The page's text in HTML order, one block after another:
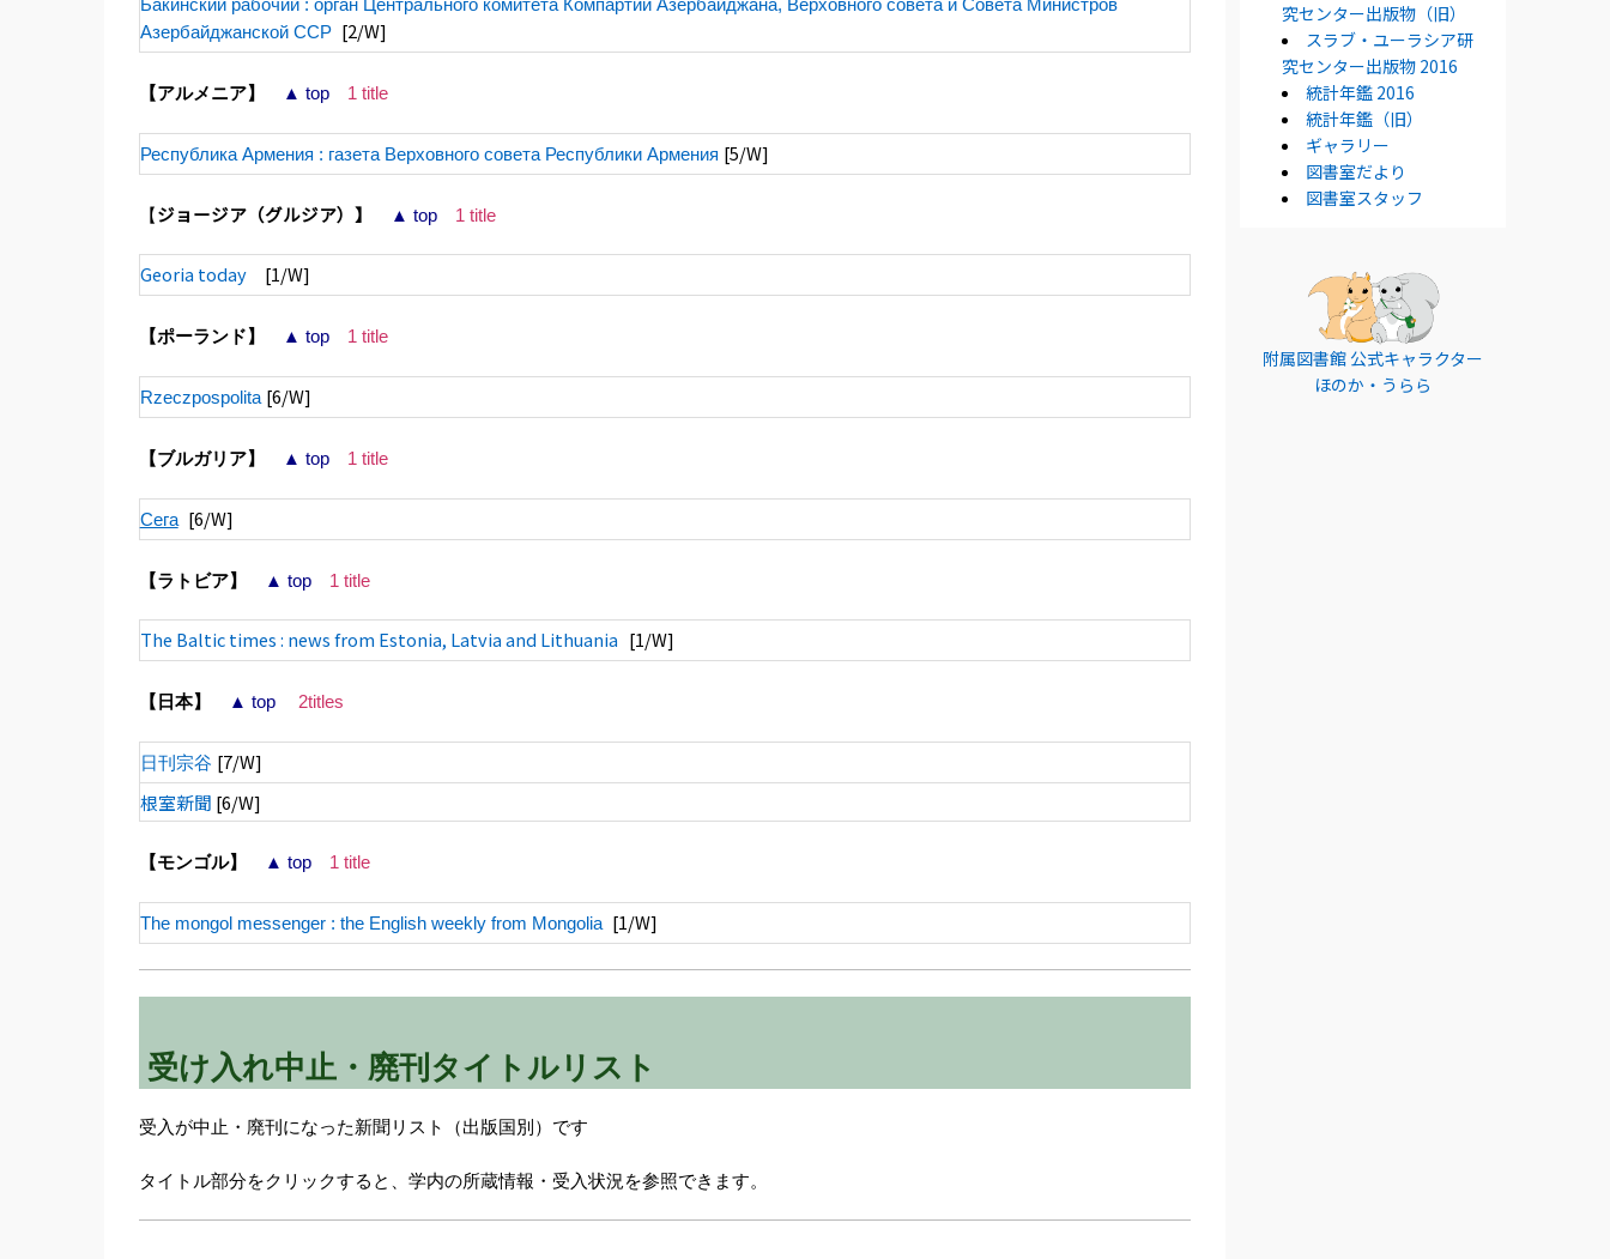
Бакинский рабочий : орган Центрального комитета Компартии Азербайджана, Верховного совета и Совета Министров
Азербайджанской ССР [2/W]
【アルメニア】 ▲ top 1 title
Республика Армения : газета Верховного совета Республики Армения [5/W]
【ジョージア（グルジア）】 ▲ top 1 title
Georia today [1/W]
【ポーランド】 ▲ top 1 title
Rzeczpospolita [6/W]
【ブルガリア】 ▲ top 1 title
Сега [6/W]
【ラトビア】 ▲ top 1 title
The Baltic times : news from Estonia, Latvia and Lithuania [1/W]
【日本】 ▲ top 2titles
日刊宗谷 [7/W]
根室新聞 [6/W]
【モンゴル】 ▲ top 1 title
The mongol messenger : the English weekly from Mongolia [1/W]
受け入れ中止・廃刊タイトルリスト
受入が中止・廃刊になった新聞リスト（出版国別）です
タイトル部分をクリックすると、学内の所蔵情報・受入状況を参照できます。
究センター出版物（旧）
スラブ・ユーラシア研
究センター出版物 2016
統計年鑑 2016
統計年鑑（旧）
ギャラリー
図書室だより
図書室スタッフ
附属図書館 公式キャラクター
ほのか・うらら